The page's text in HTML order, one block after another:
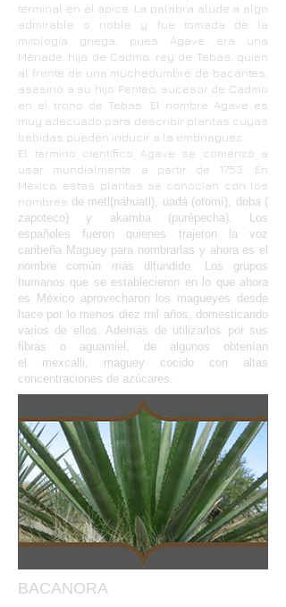
terminal en el ápice. La palabra alude a algo
admirable o noble y fue tomada de la
mitología griega, pues Ágave era una
Ménade, hija de Cadmo, rey de Tebas, quien
al frente de una muchedumbre de bacantes,
asesinó a su hijo Penteo, sucesor de Cadmo
en el trono de Tebas. El nombre Agave es
muy adecuado para describir plantas cuyas
bebidas pueden inducir a la embriaguez.
El termino científico Agave se comenzó a
usar mundialmente a partir de 1753. En
México, estas plantas se conocían con los
nombres de metl(náhuatl), uadá (otomí), doba (
zapoteco) y akamba (purépecha). Los
españoles fueron quienes trajeron la voz
caribeña Maguey para nombrarlas y ahora es el
nombre común más difundido. Los grupos
humanos que se establecieron en lo que ahora
es México aprovecharon los magueyes desde
hace por lo menos diez mil años, domesticando
varios de ellos. Además de utilizarlos por sus
fibras o aguamiel, de algunos obtenían
el mexcalli, maguey cocido con altas
concentraciones de azúcares.
BACANORA